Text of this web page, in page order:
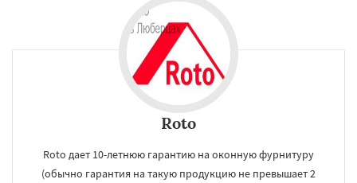
Roto
Roto дает 10-летнюю гарантию на оконную фурнитуру
(обычно гарантия на такую продукцию не превышает 2